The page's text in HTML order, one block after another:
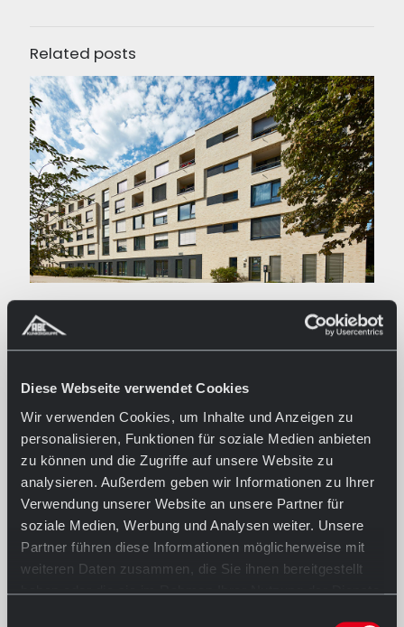
Diese Webseite verwendet Cookies
Wir verwenden Cookies, um Inhalte und Anzeigen zu
personalisieren, Funktionen für soziale Medien anbieten
zu können und die Zugriffe auf unsere Website zu
analysieren. Außerdem geben wir Informationen zu Ihrer
Verwendung unserer Website an unsere Partner für
soziale Medien, Werbung und Analysen weiter. Unsere
Partner führen diese Informationen möglicherweise mit
weiteren Daten zusammen, die Sie ihnen bereitgestellt
haben oder die sie im Rahmen Ihrer Nutzung der Dienste
Related posts
07/02/2022
Living a the Erfurter Brühl